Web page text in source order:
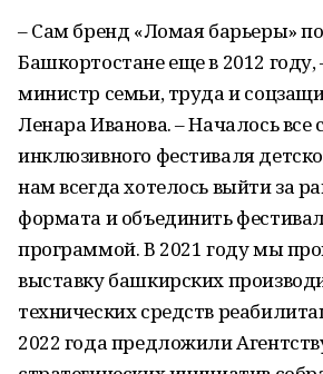
– Сам бренд «Ломая барьеры»
Башкортостане еще в 2012 году,
министр семьи, труда и
Ленара Иванова. – Началось все
инклюзивного фестиваля
нам всегда хотелось выйти за
формата и объединить
программой. В 2021 году мы
выставку башкирских
технических средств
2022 года предложили